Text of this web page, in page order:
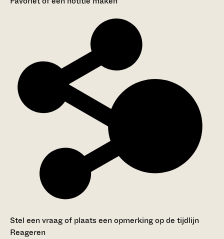
Stel een vraag of plaats een opmerking op de tijdlijn
Reageren